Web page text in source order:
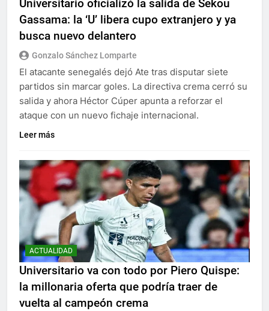
Universitario oficializó la salida de Sekou
Gassama: la ‘U’ libera cupo extranjero y ya
busca nuevo delantero
Gonzalo Sánchez Lomparte
El atacante senegalés dejó Ate tras disputar siete
partidos sin marcar goles. La directiva crema cerró su
salida y ahora Héctor Cúper apunta a reforzar el
ataque con un nuevo fichaje internacional.
Leer más
ACTUALIDAD
Universitario va con todo por Piero Quispe:
la millonaria oferta que podría traer de
vuelta al campeón crema